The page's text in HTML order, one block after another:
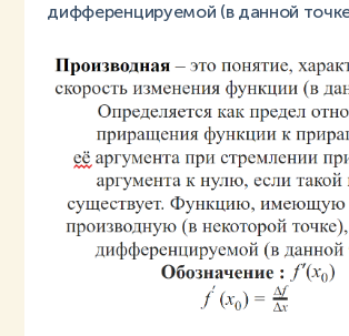
дифференцируемой (в данной